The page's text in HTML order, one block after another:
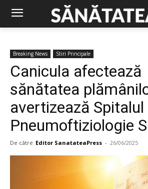
Breaking News Stiri Principale
Canicula afectează
sănătatea
avertizează Spitalul
Pneumoftiziologie
De către Editor SanatateaPress - 26/06/2025